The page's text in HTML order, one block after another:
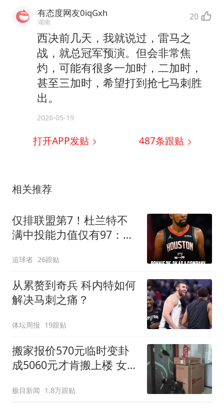
有态度网友0iqGxh
湖南 20
西决前几天，我就说过，雷马之
战，就总冠军预演。但会非常焦
灼，可能有很多一加时，二加时，
甚至三加时，希望打到抢七马刺胜
出。
2026-05-19
打开APP发贴 487条跟贴
相关推荐
仅排联盟第7！杜兰特不
满中投能力值仅有97：我
追球者 26跟贴
从累赘到奇兵 科内特如何
解决马刺之痛？
体坛周报 19跟贴
搬家报价570元临时变卦
成5060元才肯搬上楼 女子
极目新闻 1.8万跟贴